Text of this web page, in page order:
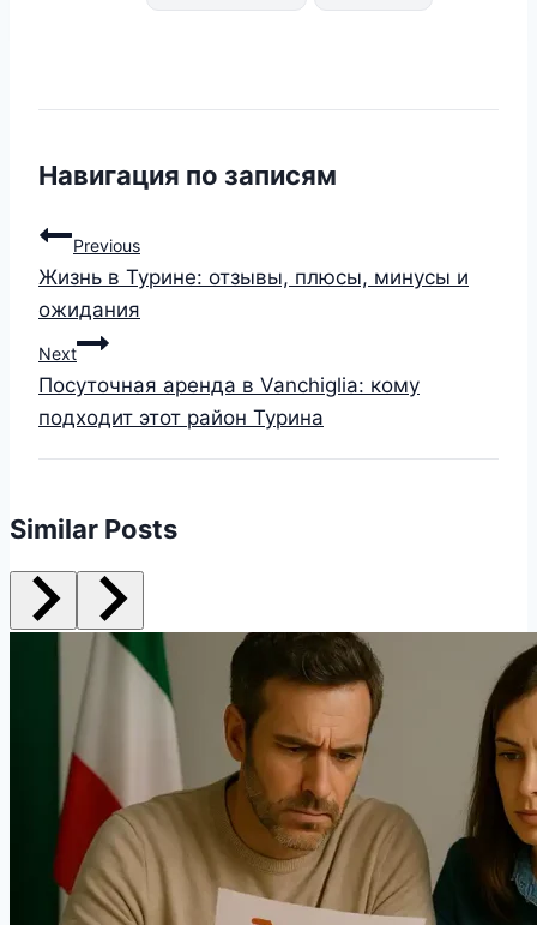
Навигация по записям
Previous
Жизнь в Турине: отзывы, плюсы, минусы и
ожидания
Next
Посуточная аренда в Vanchiglia: кому
подходит этот район Турина
Similar Posts